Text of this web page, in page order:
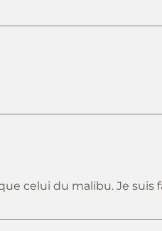
celui du malibu. Je suis